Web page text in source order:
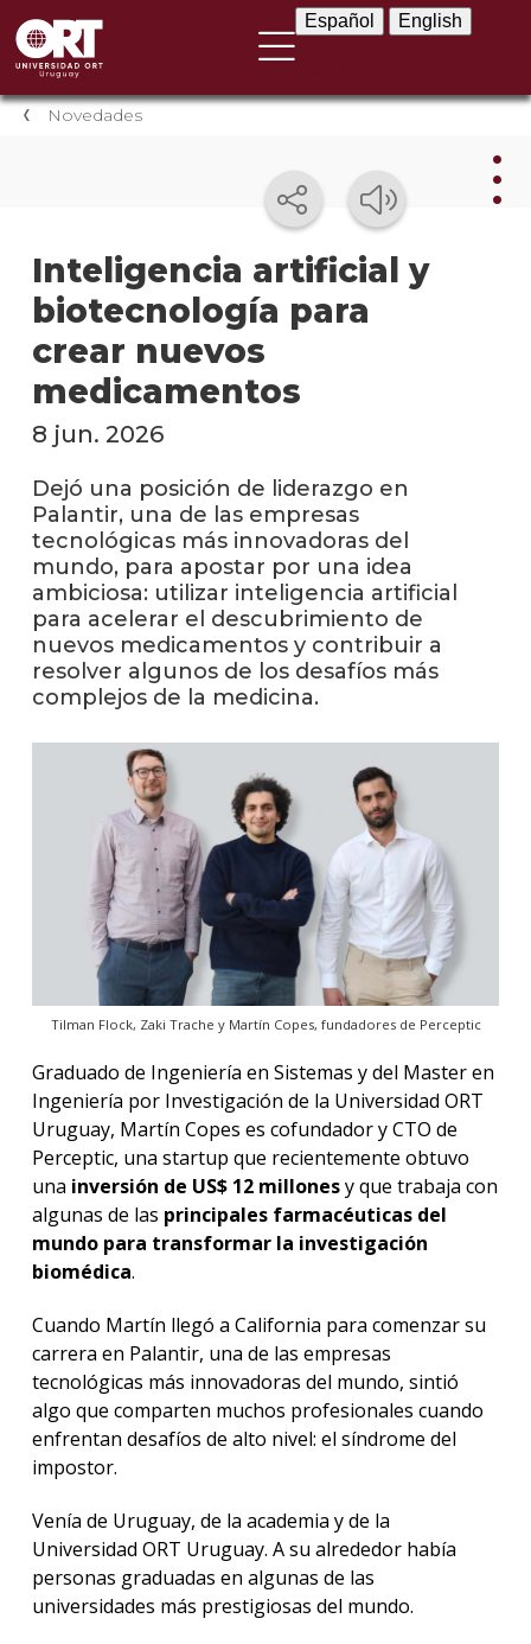
Español English
Novedades
Inteligencia artificial y
biotecnología para
crear nuevos
medicamentos
8 jun. 2026
Dejó una posición de liderazgo en
Palantir, una de las empresas
tecnológicas más innovadoras del
mundo, para apostar por una idea
ambiciosa: utilizar inteligencia artificial
para acelerar el descubrimiento de
nuevos medicamentos y contribuir a
resolver algunos de los desafíos más
complejos de la medicina.
Tilman Flock, Zaki Trache y Martín Copes, fundadores de Perceptic
Graduado de Ingeniería en Sistemas y del Master en
Ingeniería por Investigación de la Universidad ORT
Uruguay, Martín Copes es cofundador y CTO de
Perceptic, una startup que recientemente obtuvo
una inversión de US$ 12 millonesy que trabaja con
algunas de las principales farmacéuticas del
mundo para transformar la investigación
biomédica.
Cuando Martín llegó a California para comenzar su
carrera en Palantir, una de las empresas
tecnológicas más innovadoras del mundo, sintió
algo que comparten muchos profesionales cuando
enfrentan desafíos de alto nivel: el síndrome del
impostor.
Venía de Uruguay, de la academia y de la
Universidad ORT Uruguay. A su alrededor había
personas graduadas en algunas de las
universidades más prestigiosas del mundo.